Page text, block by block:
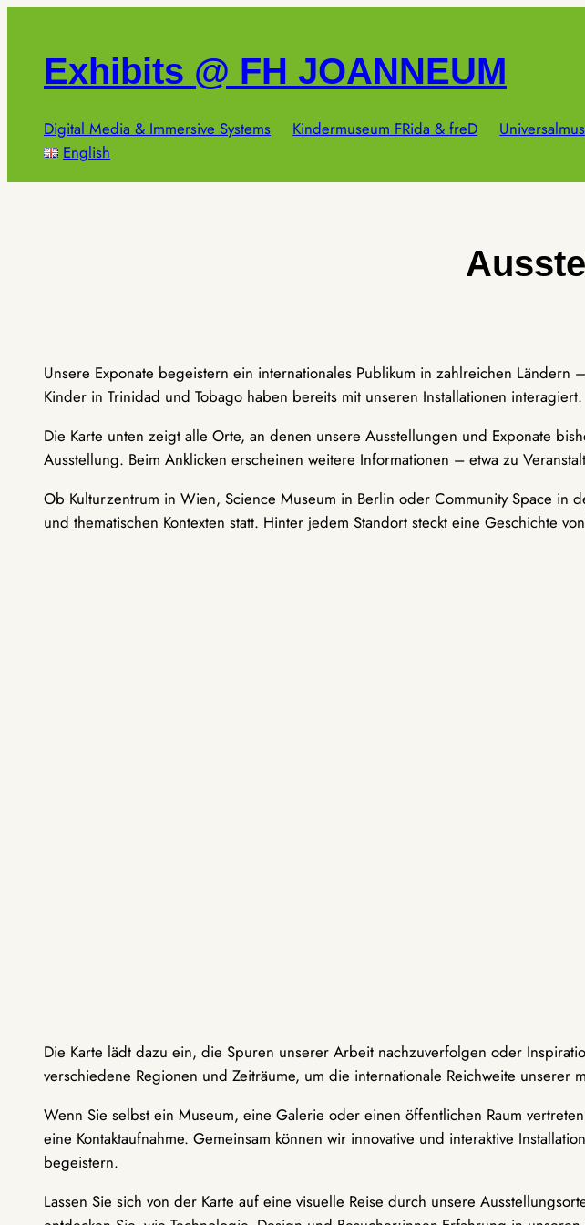
springenExhibits @ FH JOANNEUM
Digital Media & Immersive Systems Kindermuseum FRida & freD
English
Unsere Exponate begeistern ein internationales Publikum in zahlreichen
Kinder in Trinidad und Tobago haben bereits mit unseren Installationen interagiert.
Die Karte unten zeigt alle Orte, an denen unsere Ausstellungen und Exponate
Ausstellung. Beim Anklicken erscheinen weitere Informationen – etwa zu
Ob Kulturzentrum in Wien, Science Museum in Berlin oder Community Space
und thematischen Kontexten statt. Hinter jedem Standort steckt eine Geschichte
Die Karte lädt dazu ein, die Spuren unserer Arbeit nachzuverfolgen oder
verschiedene Regionen und Zeiträume, um die internationale Reichweite unserer
Wenn Sie selbst ein Museum, eine Galerie oder einen öffentlichen Raum
eine Kontaktaufnahme. Gemeinsam können wir innovative und interaktive
begeistern.
Lassen Sie sich von der Karte auf eine visuelle Reise durch unsere